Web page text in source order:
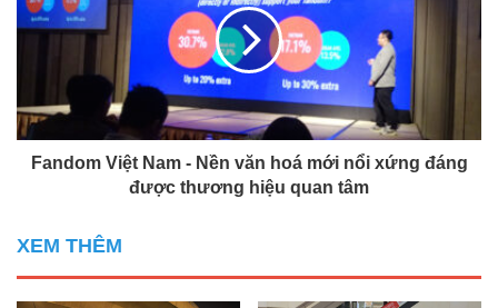
Fandom Việt Nam - Nền văn hoá mới nổi xứng đáng
được thương hiệu quan tâm
XEM THÊM